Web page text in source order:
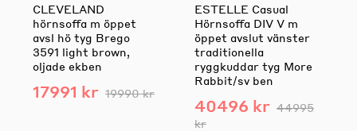
CLEVELAND
hörnsoffa m öppet
avsl hö tyg Brego
3591 light brown,
oljade ekben
17991 kr 19990 kr
ESTELLE Casual
Hörnsoffa DIV V m
öppet avslut vänster
traditionella
ryggkuddar tyg More
Rabbit/sv ben
40496 kr 44995
kr